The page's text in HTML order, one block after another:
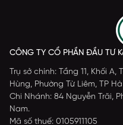
CÔNG TY CỔ PHẦN ĐẦU TƯ
Trụ sở chính: Tầng 11, Khối
Hùng, Phường Từ Liêm, TP
Chi Nhánh: 84 Nguyễn Trãi,
Nam.
Mã số thuế: 0105911105